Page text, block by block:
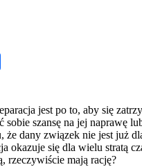
jest po to, aby się
sobie szansę na jej naprawę
że dany związek nie jest już
okazuje się dla wielu stratą
rzeczywiście mają rację?